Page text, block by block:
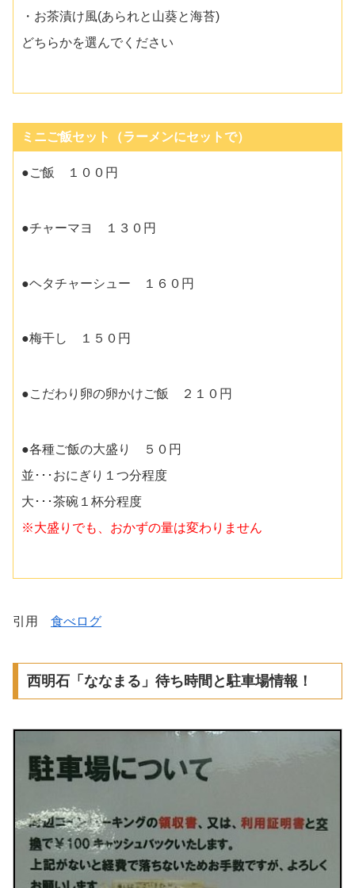
・お茶漬け風(あられと山葵と海苔)
どちらかを選んでください
ミニご飯セット（ラーメンにセットで）
●ご飯 １００円
●チャーマヨ １３０円
●ヘタチャーシュー １６０円
●梅干し １５０円
●こだわり卵の卵かけご飯 ２１０円
●各種ご飯の大盛り ５０円
並･･･おにぎり１つ分程度
大･･･茶碗１杯分程度
※大盛りでも、おかずの量は変わりません
引用 食べログ
西明石「ななまる」待ち時間と駐車場情報！